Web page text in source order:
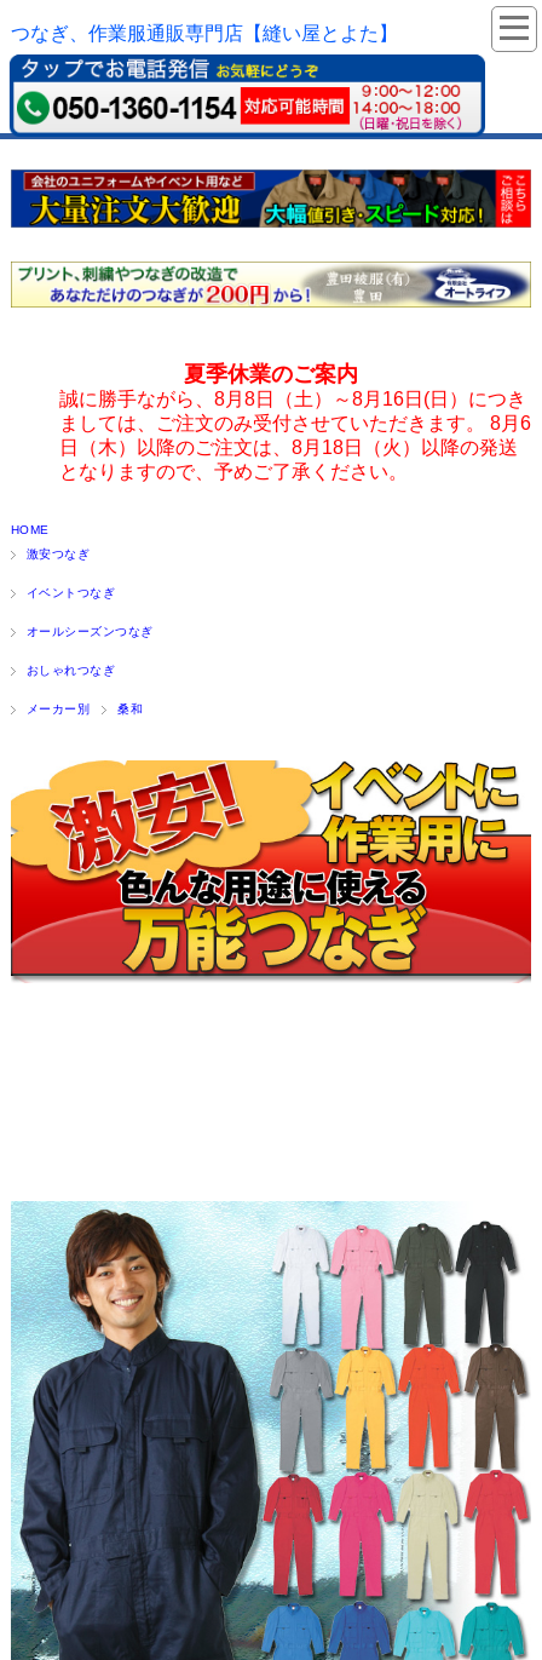
つなぎ、作業服通販専門店【縫い屋とよた】
夏季休業のご案内
誠に勝手ながら、8月8日（土）～8月16日(日）につき
ましては、ご注文のみ受付させていただきます。 8月6
日（木）以降のご注文は、8月18日（火）以降の発送
となりますので、予めご了承ください。
HOME
激安つなぎ
イベントつなぎ
オールシーズンつなぎ
おしゃれつなぎ
メーカー別 桑和